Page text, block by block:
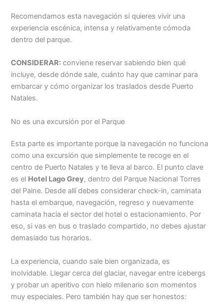
Recomendamos esta navegación si quieres vivir una
experiencia escénica, intensa y relativamente cómoda
dentro del parque.
CONSIDERAR: conviene reservar sabiendo bien qué
incluye, desde dónde sale, cuánto hay que caminar para
embarcar y cómo organizar los traslados desde Puerto
Natales.
No es una excursión por el Parque
Esta parte es importante porque la navegación no funciona
como una excursión que simplemente te recoge en el
centro de Puerto Natales y te lleva al barco. El punto clave
es el Hotel Lago Grey, dentro del Parque Nacional Torres
del Paine. Desde allí debes considerar check-in, caminata
hasta el embarque, navegación, regreso y nuevamente
caminata hacia el sector del hotel o estacionamiento. Por
eso, si vas en bus o traslado compartido, no debes ajustar
demasiado tus horarios.
La experiencia, cuando sale bien organizada, es
inolvidable. Llegar cerca del glaciar, navegar entre icebergs
y probar un aperitivo con hielo milenario son momentos
muy especiales. Pero también hay que ser honestos: